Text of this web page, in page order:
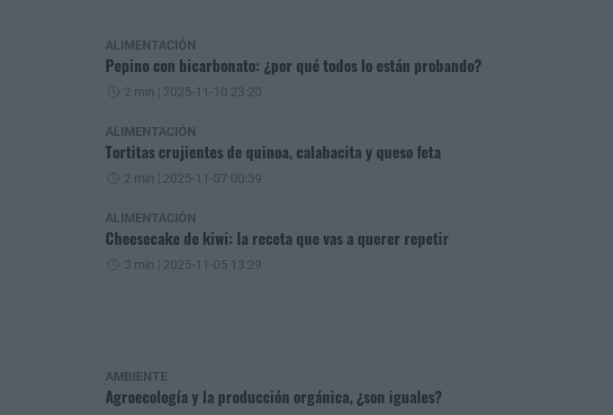
ALIMENTACIÓN
Pepino con bicarbonato: ¿por qué todos lo están probando?
2 min | 2025-11-10 23:20
ALIMENTACIÓN
Tortitas crujientes de quinoa, calabacita y queso feta
2 min | 2025-11-07 00:39
ALIMENTACIÓN
Cheesecake de kiwi: la receta que vas a querer repetir
3 min | 2025-11-05 13:29
AMBIENTE
Agroecología y la producción orgánica, ¿son iguales?